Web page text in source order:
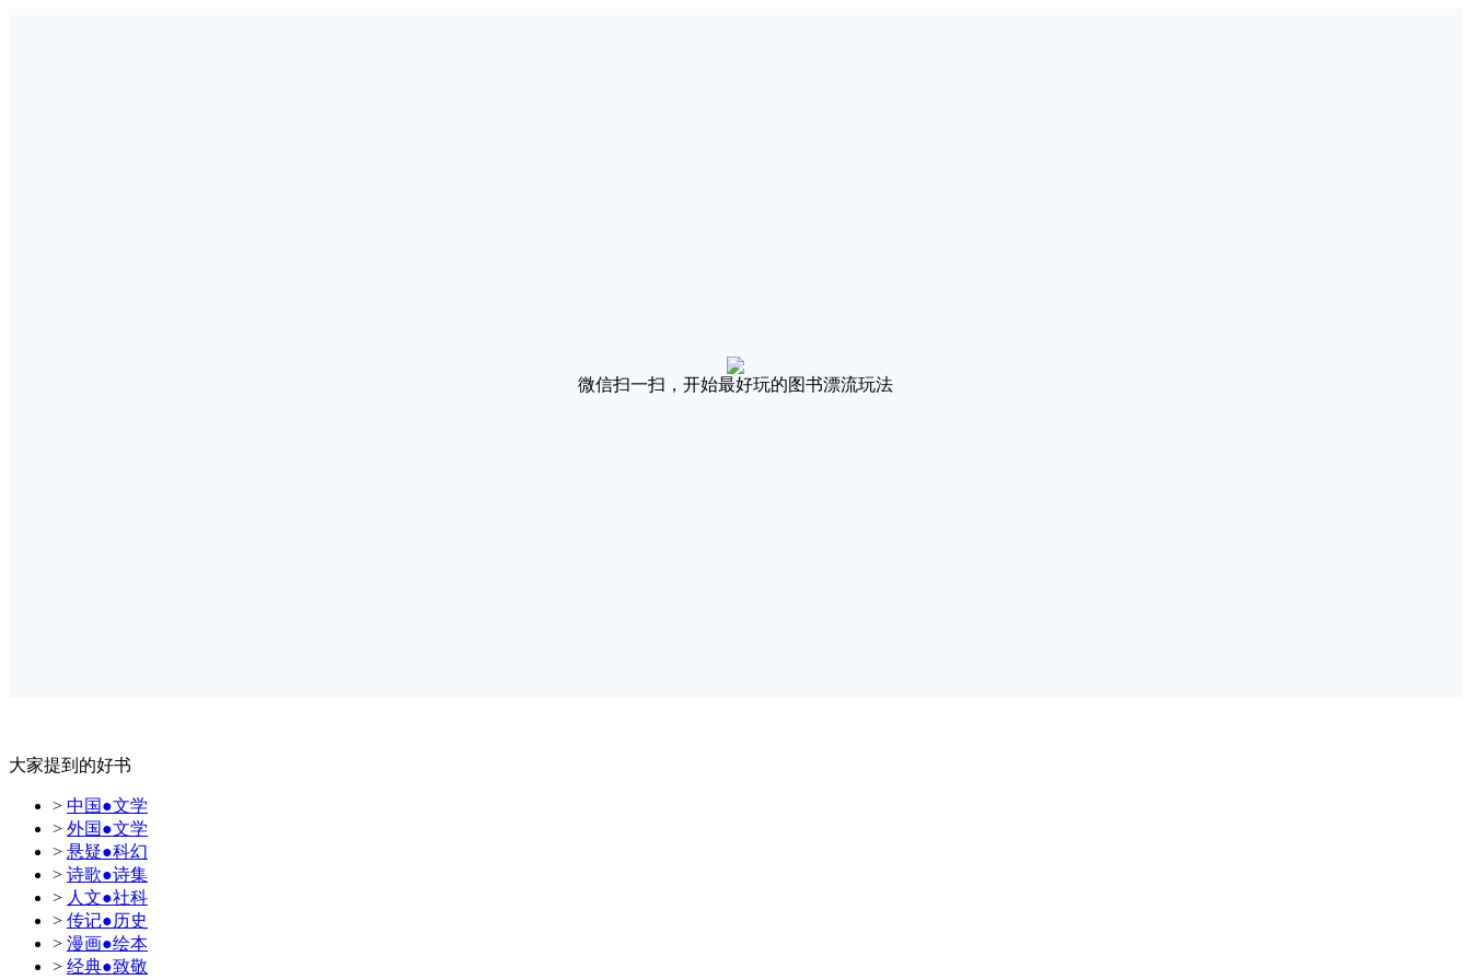
微信扫一扫，开始最好玩的图书漂流玩法
大家提到的好书
> 中国●文学
> 外国●文学
> 悬疑●科幻
> 诗歌●诗集
> 人文●社科
> 传记●历史
> 漫画●绘本
> 经典●致敬